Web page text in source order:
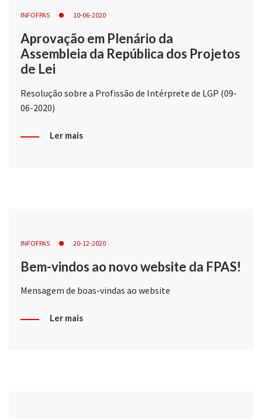
INFOFPAS 10-06-2020
Aprovação em Plenário da
Assembleia da República dos Projetos
de Lei
Resolução sobre a Profissão de Intérprete de LGP (09-
06-2020)
Ler mais
INFOFPAS 20-12-2020
Bem-vindos ao novo website da FPAS!
Mensagem de boas-vindas ao website
Ler mais